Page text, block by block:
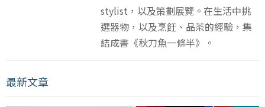
stylist，以及策劃展覽。在生活中挑
選器物，以及烹飪、品茶的經驗，集
結成書《秋刀魚一條半》。
最新文章